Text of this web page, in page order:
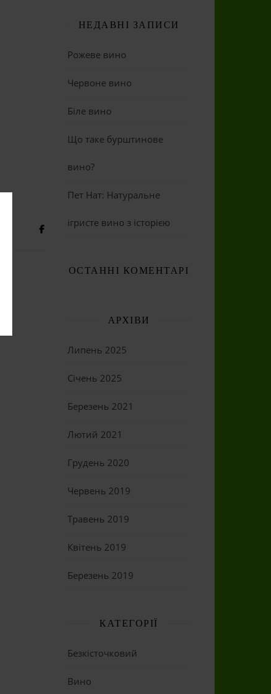
НЕДАВНІ ЗАПИСИ
Рожеве вино
Червоне вино
Біле вино
Що таке бурштинове
вино?
Пет Нат: Натуральне
ігристе вино з історією
ОСТАННІ КОМЕНТАРІ
АРХІВИ
Липень 2025
Січень 2025
Березень 2021
Лютий 2021
Грудень 2020
Червень 2019
Травень 2019
Квітень 2019
Березень 2019
КАТЕГОРІЇ
Безкісточковий
Вино